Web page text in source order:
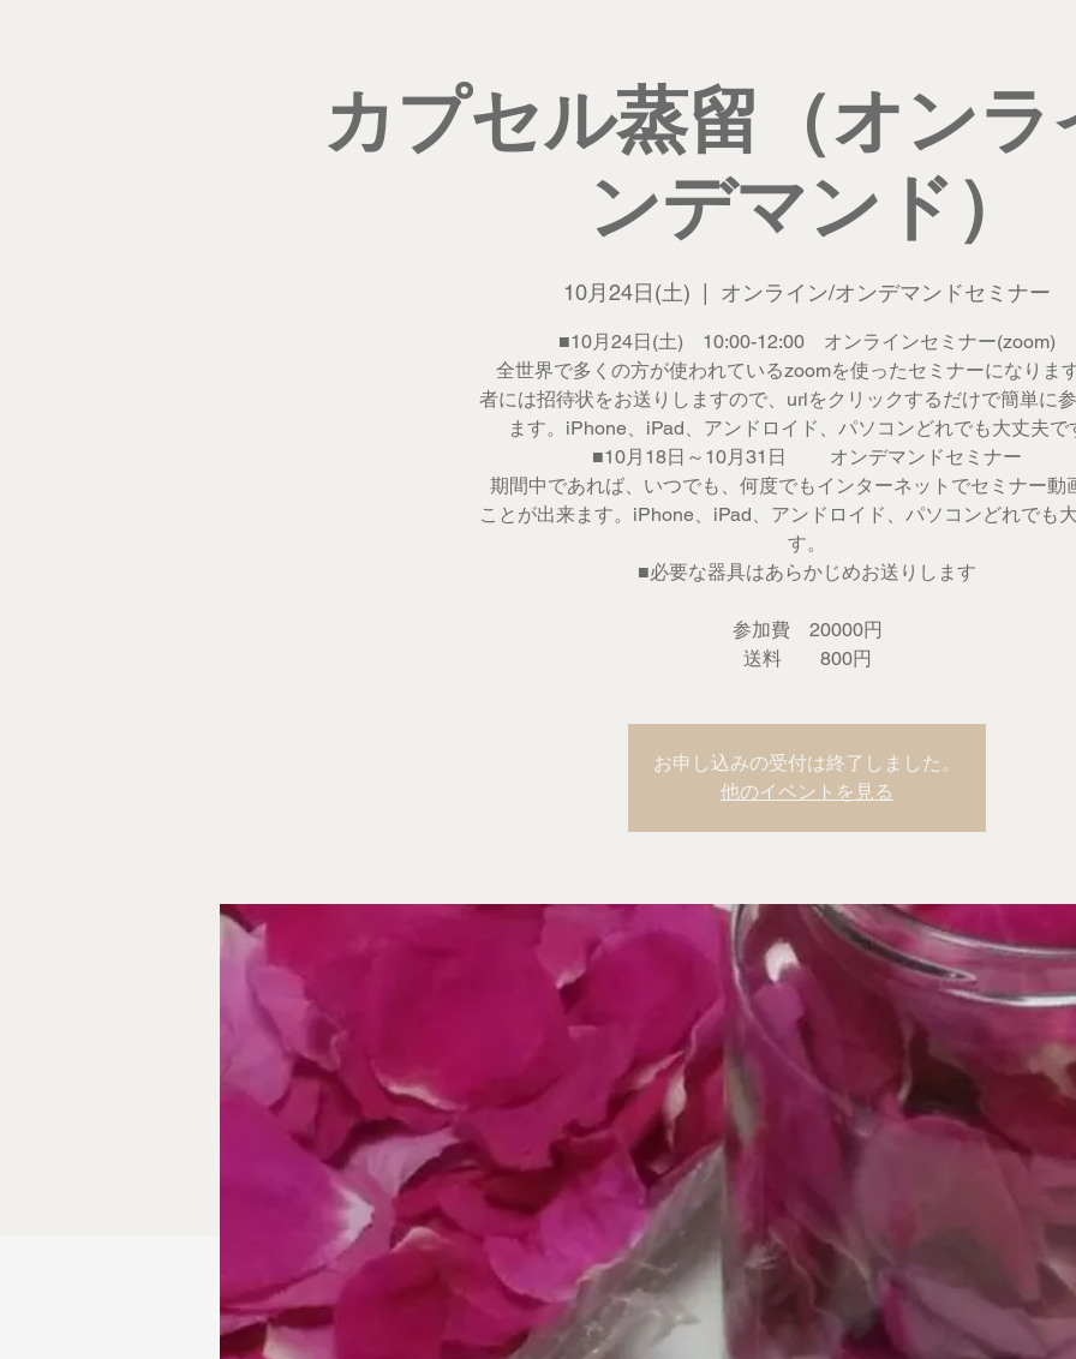
カプセル蒸留（オンラ
ンデマンド）
10月24日(土) オンライン/オンデマンドセミナー
■10月24日(土) 10:00-12:00 オンラインセミナー(zoom)
全世界で多くの方が使われているzoomを使ったセミナーになりま
者には招待状をお送りしますので、urlをクリックするだけで簡単に
ます。iPhone、iPad、アンドロイド、パソコンどれでも大丈夫で
■10月18日～10月31日 オンデマンドセミナー
期間中であれば、いつでも、何度でもインターネットでセミナー動
ことが出来ます。iPhone、iPad、アンドロイド、パソコンどれでも
す。
■必要な器具はあらかじめお送りします
参加費 20000円
送料 800円
お申し込みの受付は終了しました。
他のイベントを見る